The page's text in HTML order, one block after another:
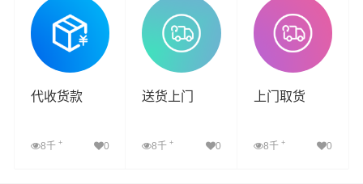
代收货款
8千 + 0
送货上门
8千+ 0
上门取货
8千 + 0